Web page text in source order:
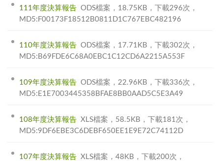
111年度決算報告 ODS檔案，18.75KB，下載296次，
MD5:F00173F18512B0811D1C767EBC482196
110年度決算報告 ODS檔案，17.71KB，下載302次，
MD5:B69FDE6C68A0EBC1C12CD6A2215A553F
109年度決算報告 ODS檔案，22.96KB，下載336次，
MD5:E1E7003445358BFAE8BB0AAD5C5E3A49
108年度決算報告 XLS檔案，58.5KB，下載181次，
MD5:9DF6EBE3C6DEBF650EE1E9E72C74112D
107年度決算報告 XLS檔案，48KB，下載200次，